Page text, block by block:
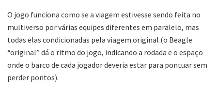
O jogo funciona como se a viagem estivesse sendo feita no
multiverso por várias equipes diferentes em paralelo, mas
todas elas condicionadas pela viagem original (o Beagle
“original” dá o ritmo do jogo, indicando a rodada e o espaço
onde o barco de cada jogador deveria estar para pontuar sem
perder pontos).